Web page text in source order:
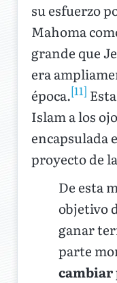
su esfuerzo
Mahoma
grande que
era
época.[11]
Islam a los
encapsulada
proyecto de
De esta
objetivo
ganar
parte